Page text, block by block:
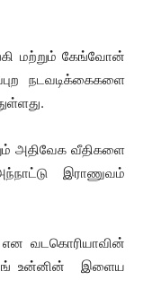
மற்றும் கேங்வோன்
நடவடிக்கைகளை
அதிவேக வீதிகளை
இராணுவம்
என வடகொரியாவின்
ஜாங் உன்னின் இளைய